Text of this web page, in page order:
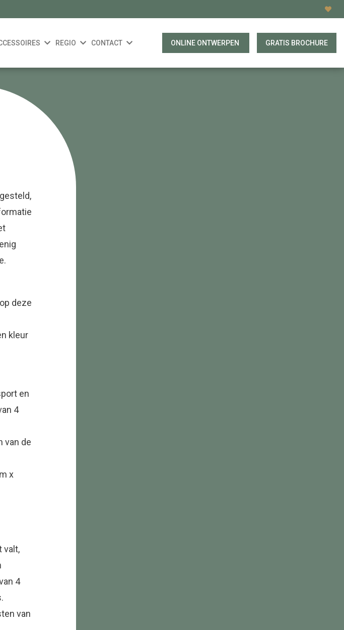
REGIO CONTACT ONLINE ONTWERPEN GRATIS BROCHURE
deze
kleur
en
4
van de
x
valt,
4
van